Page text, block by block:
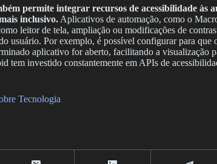
permite integrar recursos de acessibilidade às
inclusivo. Aplicativos de automação, como o
leitor de tela, ampliação ou modificações de
usuário. Por exemplo, é possível configurar para que
aplicativo for aberto, facilitando a visualização
tem investido constantemente em APIs de
Tecnologia